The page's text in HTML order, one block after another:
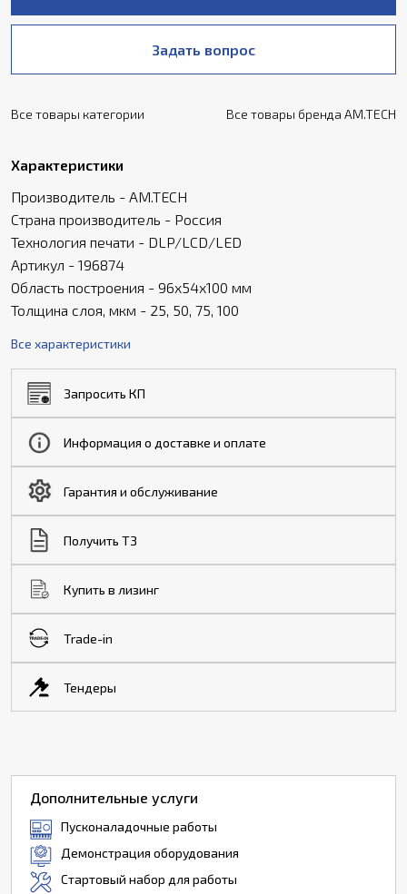
Задать вопрос
Все товары категории Все товары бренда AM.TECH
Характеристики
Производитель - AM.TECH
Страна производитель - Россия
Технология печати - DLP/LCD/LED
Артикул - 196874
Область построения - 96x54х100 мм
Толщина слоя, мкм - 25, 50, 75, 100
Все характеристики
Запросить КП
Информация о доставке и оплате
Гарантия и обслуживание
Получить ТЗ
Купить в лизинг
Trade-in
Тендеры
Дополнительные услуги
Пусконаладочные работы
Демонстрация оборудования
Стартовый набор для работы